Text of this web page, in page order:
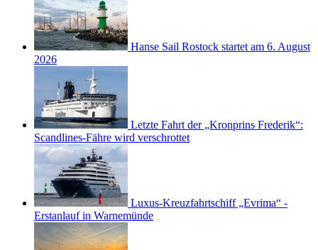
Hanse Sail Rostock startet am 6. August
2026
Letzte Fahrt der „Kronprins Frederik“:
Scandlines-Fähre wird verschrottet
Luxus-Kreuzfahrtschiff „Evrima“ -
Erstanlauf in Warnemünde